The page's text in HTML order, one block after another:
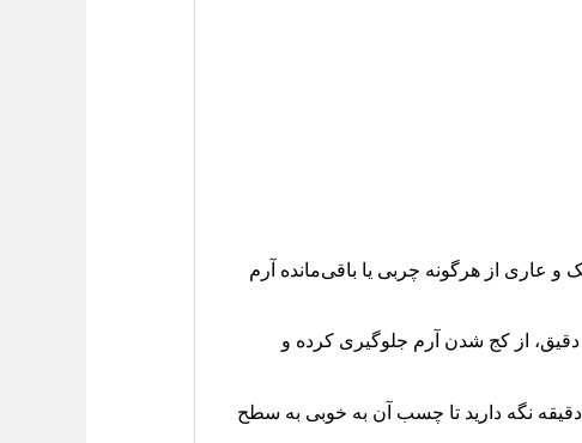
عاری از هرگونه چربی یا باقی‌مانده آرم
دقیق، از کج شدن آرم جلوگیری کرده و
نگه دارید تا چسب آن به خوبی به سطح